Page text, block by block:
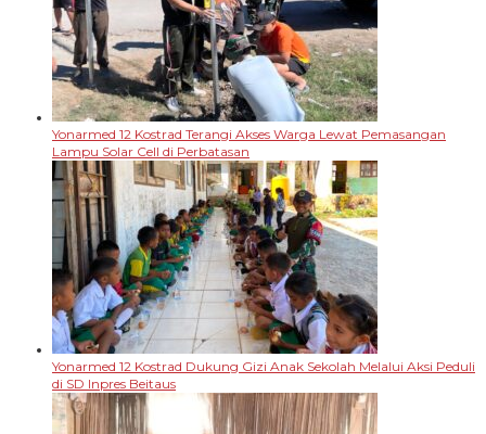
Yonarmed 12 Kostrad Terangi Akses Warga Lewat Pemasangan
Lampu Solar Cell di Perbatasan
Yonarmed 12 Kostrad Dukung Gizi Anak Sekolah Melalui Aksi Peduli
di SD Inpres Beitaus